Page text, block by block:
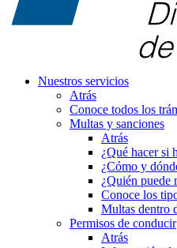
Nuestros servicios
Atrás
Conoce todos los
Multas y sanciones
Atrás
¿Qué hacer si
¿Cómo y
¿Quién puede
Conoce los
Multas dentro
Permisos de conducir
Atrás